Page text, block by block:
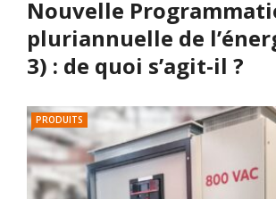
Nouvelle
pluriannuelle de
3) : de quoi s’agit-il ?
PRODUITS